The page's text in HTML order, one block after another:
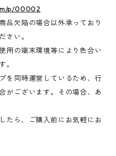
p/00002
品欠陥の場合以外承っており
さい。
用の端末環境等により色合い
。
を同時運営しているため、行
がございます。その場合、あ
たら、ご購入前にお気軽にお